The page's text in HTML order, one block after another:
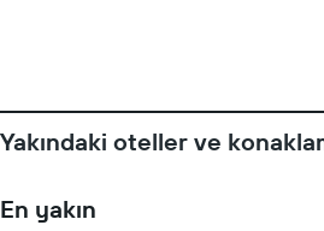
Yakındaki oteller ve
En yakın